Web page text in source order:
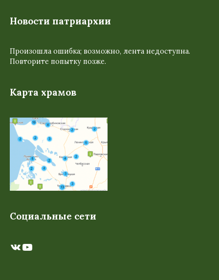
Новости патриархии
Произошла ошибка; возможно, лента недоступна.
Повторите попытку позже.
Карта храмов
Социальные сети
ВКонтакте
YouTube